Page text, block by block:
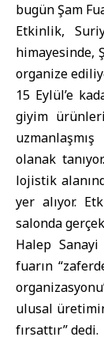
bugün Şam
Etkinlik,
himayesinde,
organize
15 Eylül’e
giyim
olanak
lojistik
yer alıyor.
salonda
Halep Sanayi
fuarın
ulusal
fırsattır” dedi.